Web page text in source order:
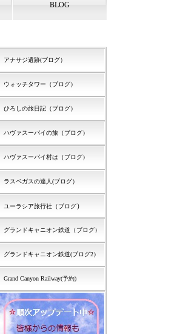
BLOG
アナサジ遺跡(ブログ）
ウォッチタワー（ブログ）
ひろしの旅日記（ブログ）
ハヴァスーパイの旅（ブログ）
ハヴァスーパイ村は（ブログ）
ラスベガスの達人(ブログ）
ユーラシア旅行社（ブログ）
グランドキャニオン鉄道（ブログ）
グランドキャニオン鉄道(ブログ2）
Grand Canyon Railway(予約)